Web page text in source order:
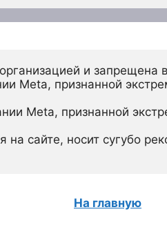
и запрещена
Meta, признанной
Meta, признанной
сайте, носит сугубо
На главную